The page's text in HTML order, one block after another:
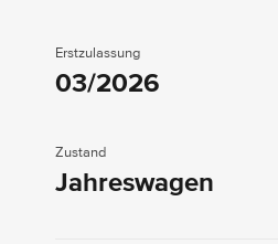
Erstzulassung
03/2026
Zustand
Jahreswagen